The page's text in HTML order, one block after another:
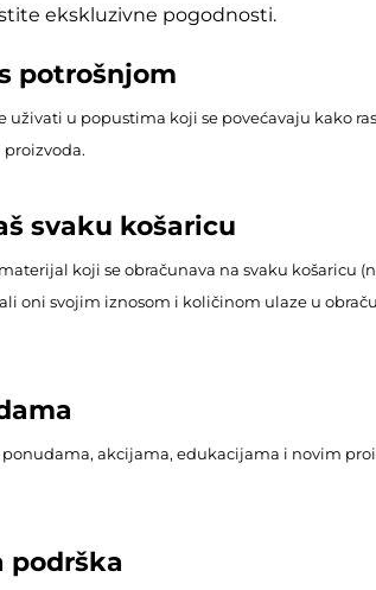
ekskluzivne pogodnosti.
potrošnjom
u popustima koji se povećavaju kako
svaku košaricu
koji se obračunava na svaku košaricu
oni svojim iznosom i količinom ulaze u
akcijama, edukacijama i novim
podrška